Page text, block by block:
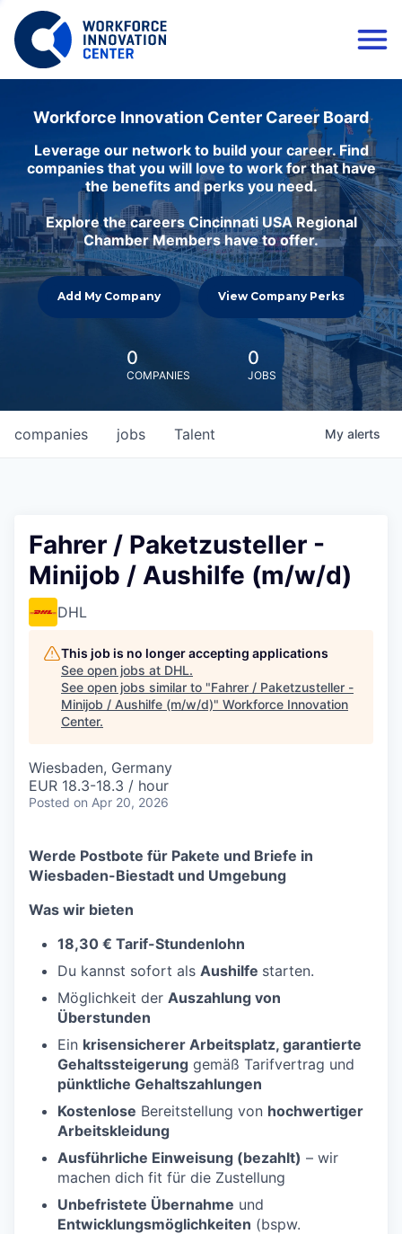
Workforce Innovation Center Career Board
Leverage our network to build your career. Find
companies that you will love to work for that have
the benefits and perks you need.
Explore the careers Cincinnati USA Regional
Chamber Members have to offer.
Add My Company View Company Perks
0
COMPANIES
0
JOBS
jobs
companies Talent My alerts
Fahrer / Paketzusteller -
Minijob / Aushilfe (m/w/d)
DHL
This job is no longer accepting applications
See open jobs at DHL.
See open jobs similar to "Fahrer / Paketzusteller -
Minijob / Aushilfe (m/w/d)" Workforce Innovation
Center.
Wiesbaden, Germany
EUR 18.3-18.3 / hour
Posted on Apr 20, 2026
Werde Postbote für Pakete und Briefe in
Wiesbaden-Biestadt und Umgebung
Was wir bieten
18,30 € Tarif-Stundenlohn
Du kannst sofort als Aushilfe starten.
Möglichkeit der Auszahlung von
Überstunden
Ein krisensicherer Arbeitsplatz, garantierte
Gehaltssteigerung gemäß Tarifvertrag und
pünktliche Gehaltszahlungen
Kostenlose Bereitstellung von hochwertiger
Arbeitskleidung
Ausführliche Einweisung (bezahlt) – wir
machen dich fit für die Zustellung
Unbefristete Übernahme und
Entwicklungsmöglichkeiten (bspw.